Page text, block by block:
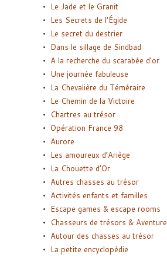
Le Jade et le Granit
Les Secrets de l’Égide
Le secret du destrier
Dans le sillage de Sindbad
A la recherche du scarabée d’or
Une journée fabuleuse
La Chevalière du Téméraire
Le Chemin de la Victoire
Chartres au trésor
Opération France 98
Aurore
Les amoureux d’Ariège
La Chouette d’Or
Autres chasses au trésor
Activités enfants et familles
Escape games & escape rooms
Chasseurs de trésors & Aventure
Autour des chasses au trésor
La petite encyclopédie